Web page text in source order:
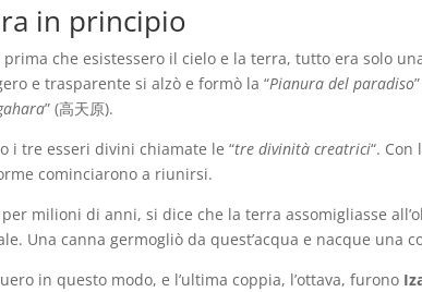
in principio
che esistessero il cielo e la terra, tutto era solo
e trasparente si alzò e formò la “Pianura del paradiso
” (高天原).
i tre esseri divini chiamate le “tre divinità creatrici“.
cominciarono a riunirsi.
milioni di anni, si dice che la terra assomigliasse
Una canna germogliò da quest’acqua e nacque una
in questo modo, e l’ultima coppia, l’ottava, furono